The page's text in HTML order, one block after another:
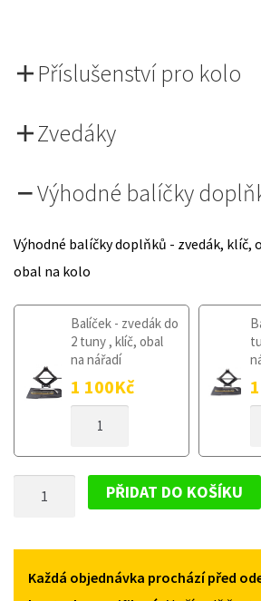
Příslušenství pro kolo
Zvedáky
Výhodné balíčky
Výhodné balíčky doplňků - zvedák, klíč,
obal na kolo
Balíček - zvedák do
2 tuny , klíč, obal
na nářadí
1 100Kč
KOLO
2006-
GALAXY
PŘIDAT DO KOŠÍKU
Každá objednávka prochází před